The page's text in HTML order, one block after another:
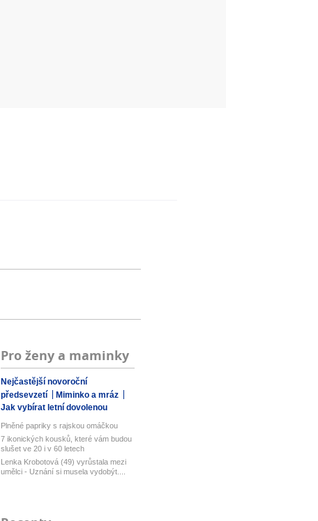
Pro ženy a maminky
Nejčastější novoroční
předsevzetí
Miminko a mráz
Jak vybírat letní dovolenou
Plněné papriky s rajskou omáčkou
7 ikonických kousků, které vám budou
slušet ve 20 i v 60 letech
Lenka Krobotová (49) vyrůstala mezi
umělci - Uznání si musela vydobýt....